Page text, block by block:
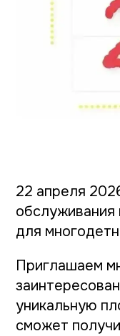
22 апреля
обслуживания
для
Приглашаем
уникальную
сможет